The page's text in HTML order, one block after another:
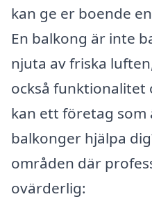
kan ge er boende
En balkong är inte
njuta av friska
också funktionalitet
kan ett företag som
balkonger hjälpa
områden där
ovärderlig: